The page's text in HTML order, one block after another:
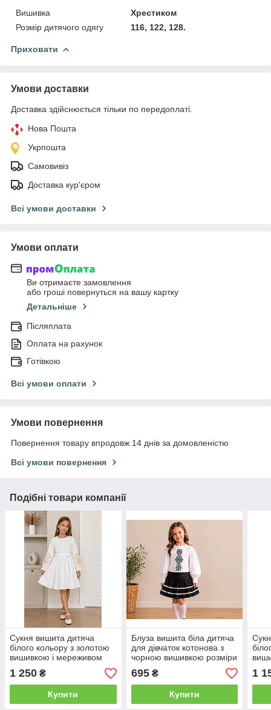
Вишивка
Хрестиком
Розмір дитячого одягу
116, 122, 128.
Приховати
Умови доставки
Доставка здійснюється тільки по передоплаті.
Нова Пошта
Укрпошта
Самовивіз
Доставка кур'єром
Всі умови доставки
Умови оплати
Ви отримаєте замовлення
або гроші повернуться на вашу картку
Детальніше
Післяплата
Оплата на рахунок
Готівкою
Всі умови оплати
Умови повернення
Повернення товару впродовж 14 днів за домовленістю
Всі умови повернення
Подібні товари компанії
Сукня вишита дитяча
білого кольору з золотою
вишивкою і мереживом
1 250 ₴
Купити
Блуза вишита біла дитяча
для дівчаток котонова з
чорною вишивкою розміри
695₴
Купити
1